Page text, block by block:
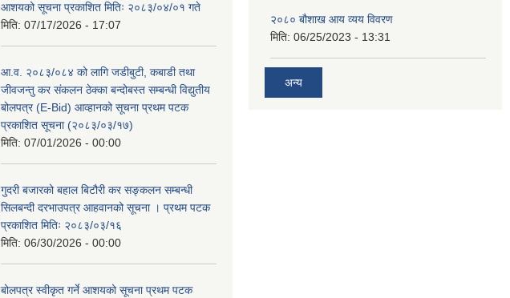
आशयको सूचना प्रकाशित मितिः २०८३/०४/०१ गते
मिति: 07/17/2026 - 17:07
आ.व. २०८३/०८४ को लागि जडीबुटी, कबाडी तथा
जीवजन्तु कर संकलन ठेक्का बन्दोबस्त सम्बन्धी विद्युतीय
बोलपत्र (E-Bid) आव्हानको सूचना प्रथम पटक
प्रकाशित सूचना (२०८३/०३/१७)
मिति: 07/01/2026 - 00:00
गुदरी बजारको बहाल बिटौरी कर सङ्कलन सम्बन्धी
सिलबन्दी दरभाउपत्र आहवानको सूचना । प्रथम पटक
प्रकाशित मितिः २०८३/०३/१६
मिति: 06/30/2026 - 00:00
बोलपत्र स्वीकृत गर्ने आशयको सूचना प्रथम पटक
२०८० बौशाख आय व्यय विवरण
मिति: 06/25/2023 - 13:31
अन्य